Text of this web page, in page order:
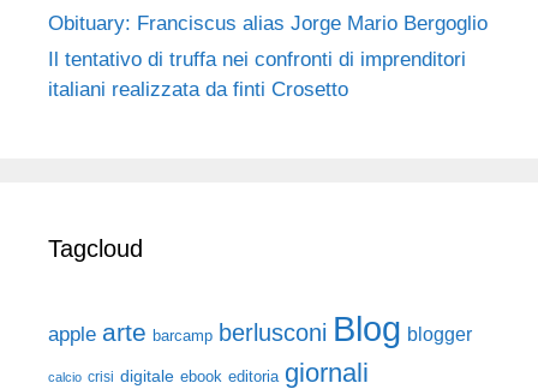
Obituary: Franciscus alias Jorge Mario Bergoglio
Il tentativo di truffa nei confronti di imprenditori
italiani realizzata da finti Crosetto
Tagcloud
apple arte barcamp berlusconi Blog blogger
calcio crisi digitale ebook editoria giornali